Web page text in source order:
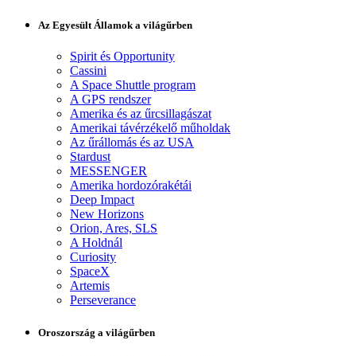
Az Egyesült Államok a világűrben
Spirit és Opportunity
Cassini
A Space Shuttle program
A GPS rendszer
Amerika és az űrcsillagászat
Amerikai távérzékelő műholdak
Az űrállomás és az USA
Stardust
MESSENGER
Amerika hordozórakétái
Deep Impact
New Horizons
Orion, Ares, SLS
A Holdnál
Curiosity
SpaceX
Artemis
Perseverance
Oroszország a világűrben